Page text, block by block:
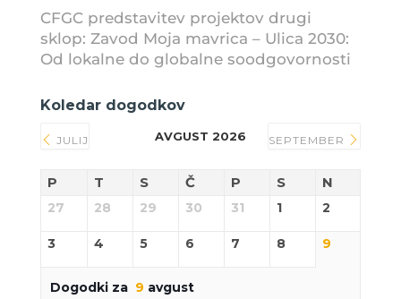
CFGC predstavitev projektov drugi
sklop: Zavod Moja mavrica – Ulica 2030:
Od lokalne do globalne soodgovornosti
Koledar dogodkov
JULIJ AVGUST 2026 SEPTEMBER
P T S Č P S N
27 28 29 30 31 1 2
3 4 5 6 7 8 9
Dogodki za 9 avgust